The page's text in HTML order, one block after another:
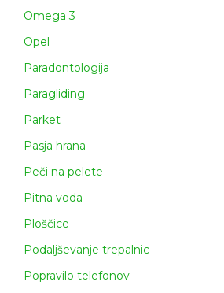
Omega 3
Opel
Paradontologija
Paragliding
Parket
Pasja hrana
Peči na pelete
Pitna voda
Ploščice
Podaljševanje trepalnic
Popravilo telefonov